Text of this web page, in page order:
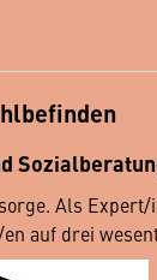
Als
auf drei